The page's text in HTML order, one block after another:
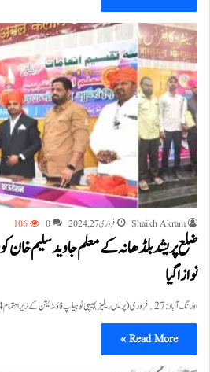
Shaikh Akram فروری 27, 2024 0
106
ضلع پریشد بلڈھانہ کے معلم جاوید سلیم خان
نوازا گیا
اورنگ آباد:27؍فروری ( پریس ریلیز) ہیپی ٹو ہیلپ فاؤنڈیشن کے زیر اہتمام 24 فروری 2024 بروز سنیچر کو مولانا آزاد…
Read More »